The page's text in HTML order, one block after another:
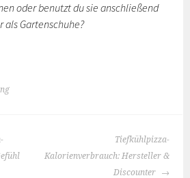
oder benutzt du sie anschließend
als Gartenschuhe?
Tiefkühlpizza-
Kalorienverbrauch: Hersteller &
Discounter